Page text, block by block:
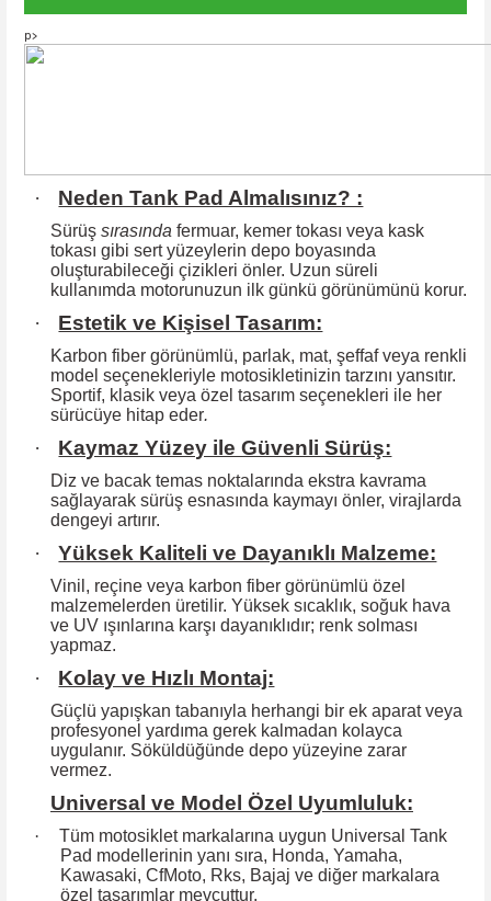
p>
· Neden Tank Pad Almalısınız? :
Sürüş sırasında fermuar, kemer tokası veya kask
tokası gibi sert yüzeylerin depo boyasında
oluşturabileceği çizikleri önler. Uzun süreli
kullanımda motorunuzun ilk günkü görünümünü korur.
· Estetik ve Kişisel Tasarım:
Karbon fiber görünümlü, parlak, mat, şeffaf veya renkli
model seçenekleriyle motosikletinizin tarzını yansıtır.
Sportif, klasik veya özel tasarım seçenekleri ile her
sürücüye hitap eder.
· Kaymaz Yüzey ile Güvenli Sürüş:
Diz ve bacak temas noktalarında ekstra kavrama
sağlayarak sürüş esnasında kaymayı önler, virajlarda
dengeyi artırır.
· Yüksek Kaliteli ve Dayanıklı Malzeme:
Vinil, reçine veya karbon fiber görünümlü özel
malzemelerden üretilir. Yüksek sıcaklık, soğuk hava
ve UV ışınlarına karşı dayanıklıdır; renk solması
yapmaz.
· Kolay ve Hızlı Montaj:
Güçlü yapışkan tabanıyla herhangi bir ek aparat veya
profesyonel yardıma gerek kalmadan kolayca
uygulanır. Söküldüğünde depo yüzeyine zarar
vermez.
Universal ve Model Özel Uyumluluk:
·
Tüm motosiklet markalarına uygun Universal Tank
Pad modellerinin yanı sıra, Honda, Yamaha,
Kawasaki, CfMoto, Rks, Bajaj ve diğer markalara
özel tasarımlar mevcuttur.